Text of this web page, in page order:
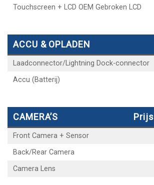
Touchscreen + LCD OEM Gebroken LCD
ACCU & OPLADEN
Laadconnector/Lightning Dock-connector
Accu (Batterij)
CAMERA’S Prijs
Front Camera + Sensor
Back/Rear Camera
Camera Lens